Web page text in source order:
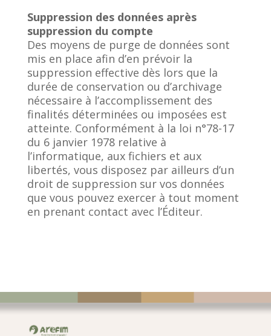
Suppression des données après
suppression du compte
Des moyens de purge de données sont
mis en place afin d’en prévoir la
suppression effective dès lors que la
durée de conservation ou d’archivage
nécessaire à l’accomplissement des
finalités déterminées ou imposées est
atteinte. Conformément à la loi n°78-17
du 6 janvier 1978 relative à
l’informatique, aux fichiers et aux
libertés, vous disposez par ailleurs d’un
droit de suppression sur vos données
que vous pouvez exercer à tout moment
en prenant contact avec l’Éditeur.